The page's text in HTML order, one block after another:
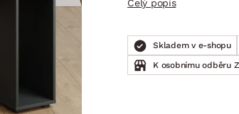
DOMÁCÍ SPOTŘEBIČECelý popis
Skladem v e-shopu
K osobnímu odběru